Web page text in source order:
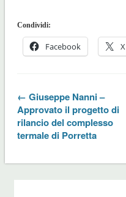
Condividi:
Facebook X
← Giuseppe Nanni –
Approvato il progetto di
rilancio del complesso
termale di Porretta